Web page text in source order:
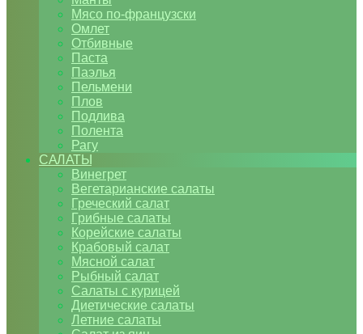
Мясо по-французски
Омлет
Отбивные
Паста
Паэлья
Пельмени
Плов
Подлива
Полента
Рагу
САЛАТЫ
Винегрет
Вегетарианские салаты
Греческий салат
Грибные салаты
Корейские салаты
Крабовый салат
Мясной салат
Рыбный салат
Салаты с курицей
Диетические салаты
Летние салаты